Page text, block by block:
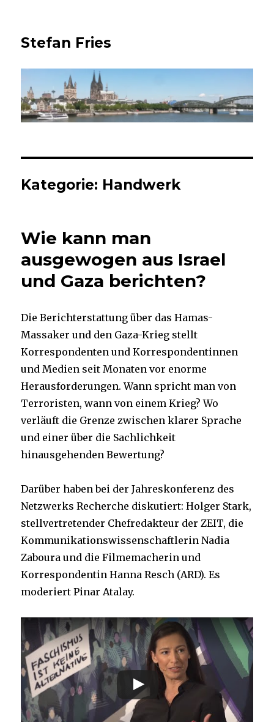
Stefan Fries
Kategorie: Handwerk
Wie kann man
ausgewogen aus Israel
und Gaza berichten?
Die Berichterstattung über das Hamas-
Massaker und den Gaza-Krieg stellt
Korrespondenten und Korrespondentinnen
und Medien seit Monaten vor enorme
Herausforderungen. Wann spricht man von
Terroristen, wann von einem Krieg? Wo
verläuft die Grenze zwischen klarer Sprache
und einer über die Sachlichkeit
hinausgehenden Bewertung?
Darüber haben bei der Jahreskonferenz des
Netzwerks Recherche diskutiert: Holger Stark,
stellvertretender Chefredakteur der ZEIT, die
Kommunikationswissenschaftlerin Nadia
Zaboura und die Filmemacherin und
Korrespondentin Hanna Resch (ARD). Es
moderiert Pinar Atalay.